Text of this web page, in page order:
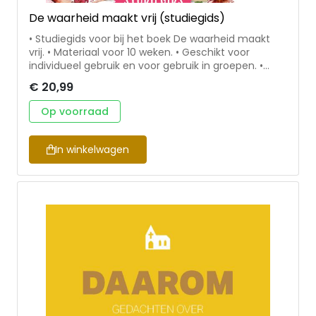
De waarheid maakt vrij (studiegids)
• Studiegids voor bij het boek De waarheid maakt
vrij. • Materiaal voor 10 weken. • Geschikt voor
individueel gebruik en voor gebruik in groepen. •
relevante stuk uit De waarheid maakt vrij, huiswerk
dat persoonlijk gemaakt moet worden en vragen
voor een groepsgesprek. Nancy DeMoss Wolgemuth
houdt ervan om anderen naar de waarheid van
Gods Woord te leiden. Haar boek Lies Women
Believe is al in 26 talen vertaald. Ze woont samen
met haar man in Michigan, Verenigde Staten.
€ 20,99
Op voorraad
In winkelwagen